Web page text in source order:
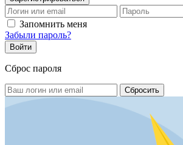
Запомнить меня
Забыли пароль?
Сброс пароля